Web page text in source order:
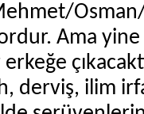
Ama
derviş, ilim